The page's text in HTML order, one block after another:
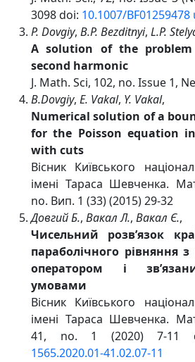
3098 doi: 10.1007/BF01259478
P. Dovgiy, B.P. Bezditnyi, L.P.
A solution of the
second harmonic
J. Math. Sci, 102, no. Issue 1,
B.Dovgiy, E. Vakal, Y. Vakal,
Numerical solution of a
for the Poisson equation
with cuts
Вісник Київського
імені Тараса Шевченка.
no. Вип. 1 (33) (2015) 29-32
Довгий Б., Вакал Л., Вакал Є.,
Чисельний розв’язок
параболічного рівняння
оператором і
умовами
Вісник Київського
імені Тараса Шевченка.
41, no. 1 (2020) 7-11
1565.2020.01-41.02.07-11